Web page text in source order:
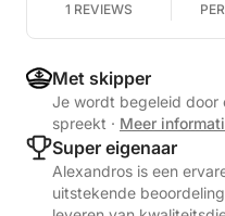
1 REVIEWS
Met skipper
Je wordt begeleid door
spreekt · Meer
Super eigenaar
Alexandros is een
uitstekende